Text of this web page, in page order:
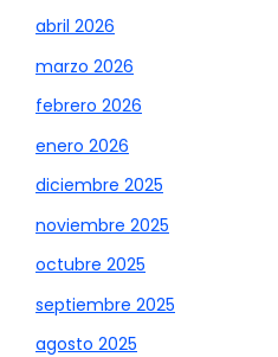
abril 2026
marzo 2026
febrero 2026
enero 2026
diciembre 2025
noviembre 2025
octubre 2025
septiembre 2025
agosto 2025